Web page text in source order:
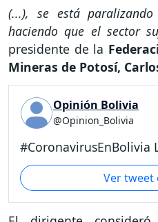
(...), se está
haciendo que el sector
presidente de la
Mineras de Potosí,
Opinión Bolivia
@Opinion_Bolivia
#CoronavirusEnBolivia
Ver tweet